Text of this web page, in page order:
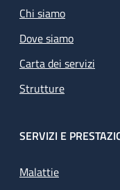
Chi siamo
Dove siamo
Carta dei servizi
Strutture
SERVIZI E
Malattie